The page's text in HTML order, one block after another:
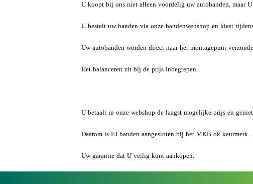
U koopt bij ons niet alleen voordelig uw autobanden, maar
U bestelt uw banden via onze bandenwebshop en kiest
Uw autobanden worden direct naar het montagepunt
Het balanceren zit bij de prijs inbegrepen.
U betaalt in onze webshop de laagst mogelijke prijs en
Daarom is EJ banden aangesloten bij het MKB ok keurmerk.
Uw garantie dat U veilig kunt aankopen.